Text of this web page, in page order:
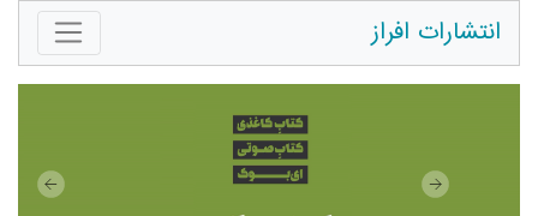
انتشارات افراز